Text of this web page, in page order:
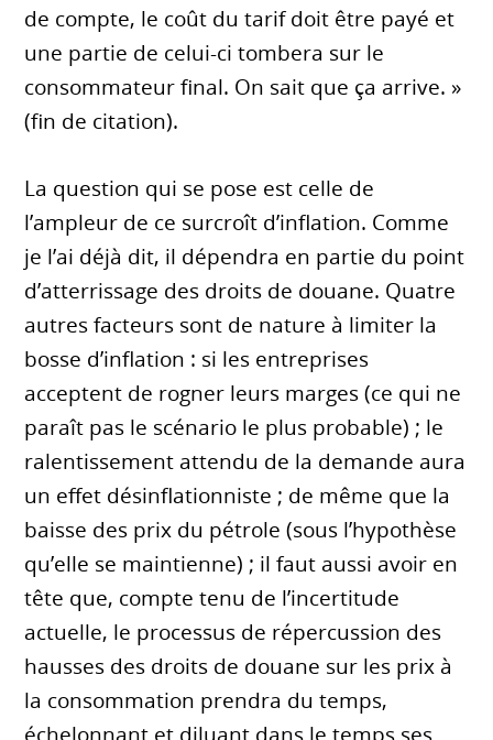
de compte, le coût du tarif doit être payé et
une partie de celui-ci tombera sur le
consommateur final. On sait que ça arrive. »
(fin de citation).
La question qui se pose est celle de
l’ampleur de ce surcroît d’inflation. Comme
je l’ai déjà dit, il dépendra en partie du point
d’atterrissage des droits de douane. Quatre
autres facteurs sont de nature à limiter la
bosse d’inflation : si les entreprises
acceptent de rogner leurs marges (ce qui ne
paraît pas le scénario le plus probable) ; le
ralentissement attendu de la demande aura
un effet désinflationniste ; de même que la
baisse des prix du pétrole (sous l’hypothèse
qu’elle se maintienne) ; il faut aussi avoir en
tête que, compte tenu de l’incertitude
actuelle, le processus de répercussion des
hausses des droits de douane sur les prix à
la consommation prendra du temps,
échelonnant et diluant dans le temps ses